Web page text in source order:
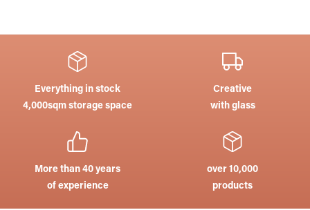
Everything in stock
4,000sqm storage space
Creative
with glass
More than 40 years
of experience
over 10,000
products